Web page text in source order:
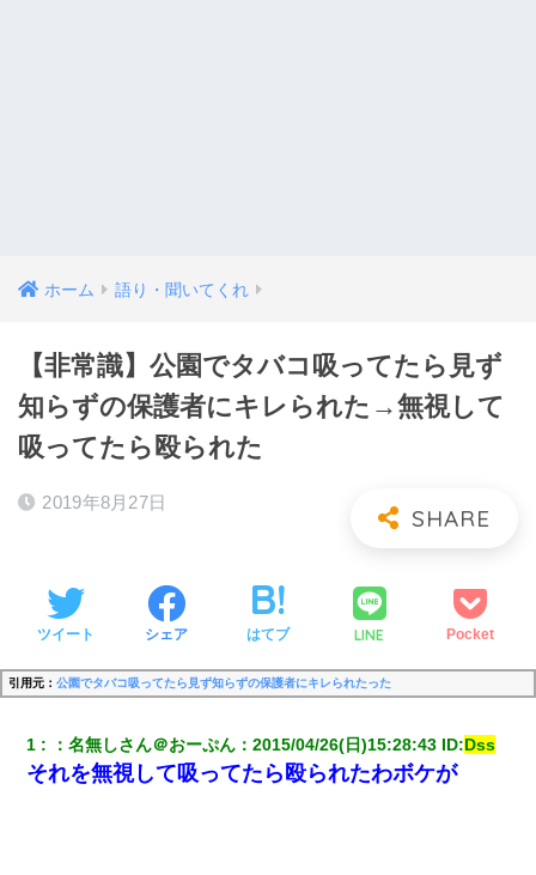
ホーム 語り・聞いてくれ
【非常識】公園でタバコ吸ってたら見ず
知らずの保護者にキレられた→無視して
吸ってたら殴られた
2019年8月27日
ツイート シェア はてブ LINE Pocket
引用元： 公園でタバコ吸ってたら見ず知らずの保護者にキレられたった
1 ：名無しさん＠おーぷん ：2015/04/26(日)15:28:43 ID:Dss
それを無視して吸ってたら殴られたわボケが